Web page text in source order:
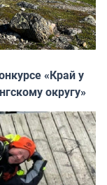
«Край у
округу»